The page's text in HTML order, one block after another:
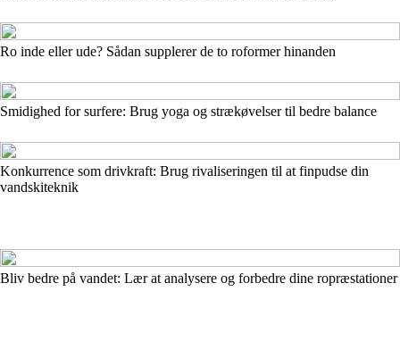
Ro inde eller ude? Sådan supplerer de to roformer hinanden
Smidighed for surfere: Brug yoga og strækøvelser til bedre balance
Konkurrence som drivkraft: Brug rivaliseringen til at finpudse din
vandskiteknik
Bliv bedre på vandet: Lær at analysere og forbedre dine ropræstationer